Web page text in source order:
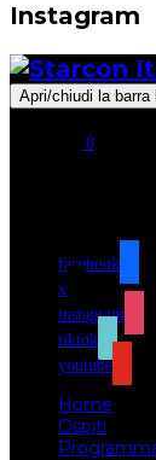
Instagram
Apri/chiudi la
0
facebook
x
instagram
tiktok
youtube
Home
Ospiti